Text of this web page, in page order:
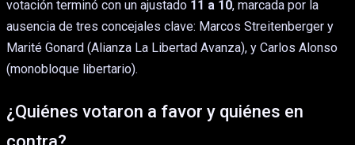
votación terminó con un ajustado 11 a 10, marcada por la
ausencia de tres concejales clave: Marcos Streitenberger y
Marité Gonard (Alianza La Libertad Avanza), y Carlos Alonso
(monobloque libertario).
¿Quiénes votaron a favor y quiénes en